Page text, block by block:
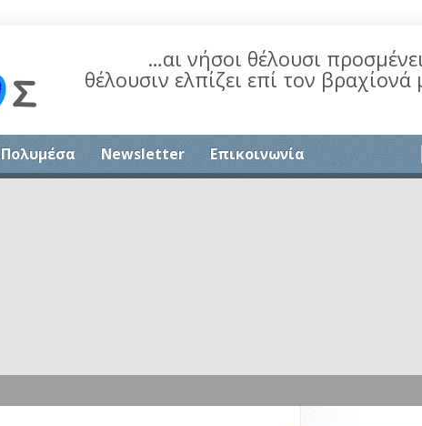
…αι νήσοι θέλουσι
θέλουσιν ελπίζει επί τον
Πολυμέσα Newsletter Επικοινωνία